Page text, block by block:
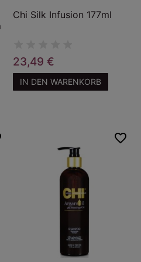
Chi Silk Infusion 177ml
23,49 €
IN DEN WARENKORB
favorite_border